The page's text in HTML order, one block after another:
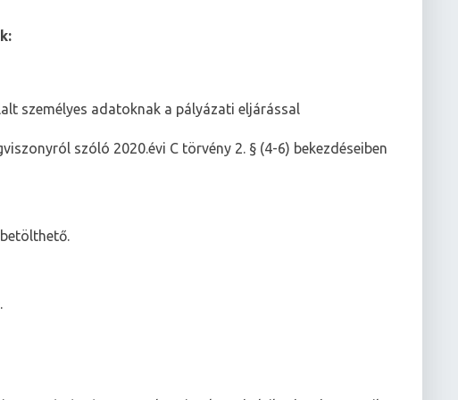
személyes adatoknak a pályázati eljárással
szóló 2020.évi C törvény 2. § (4-6) bekezdéseiben